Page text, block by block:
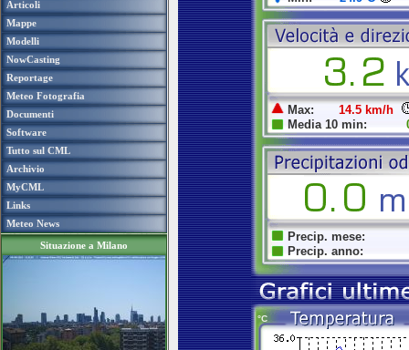
Articoli
Mappe
Modelli
NowCasting
Reportage
Meteo Fotografia
Documenti
Software
Tutto sul CML
Archivio
MyCML
Links
Meteo News
Situazione a Milano